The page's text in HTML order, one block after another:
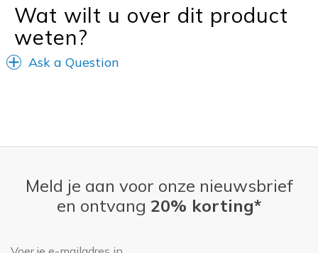
Wat wilt u over dit product
weten?
Ask a Question
Meld je aan voor onze nieuwsbrief
en ontvang 20% korting*
E-mailadres